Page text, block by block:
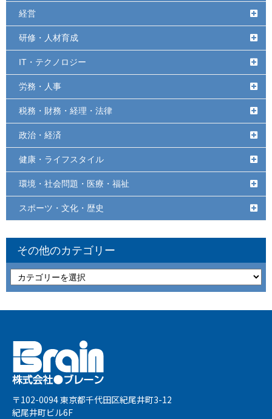
経営
研修・人材育成
IT・テクノロジー
労務・人事
税務・財務・経理・法律
政治・経済
健康・ライフスタイル
環境・社会問題・医療・福祉
スポーツ・文化・歴史
その他のカテゴリー
〒102-0094 東京都千代田区紀尾井町3-12
紀尾井町ビル6F